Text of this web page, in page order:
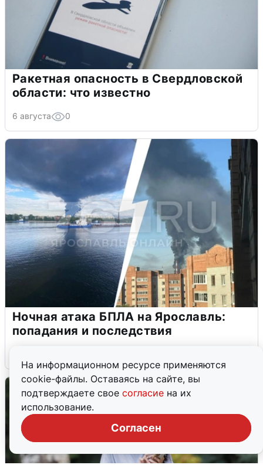
На информационном ресурсе применяются
cookie-файлы. Оставаясь на сайте, вы
подтверждаете свое согласие на их
использование.
Согласен
Ракетная опасность в Свердловской
области: что известно
6 августа 0
Ночная атака БПЛА на Ярославль:
попадания и последствия